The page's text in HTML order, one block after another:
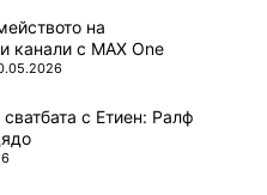
на
канали с MAX One
с Етиен: Ралф